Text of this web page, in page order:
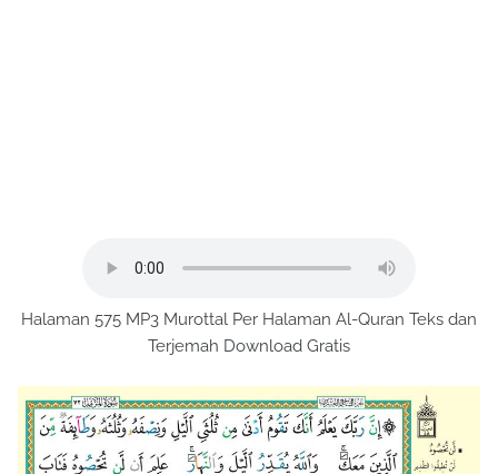
Halaman 575 MP3 Murottal Per Halaman Al-Quran Teks dan
Terjemah Download Gratis